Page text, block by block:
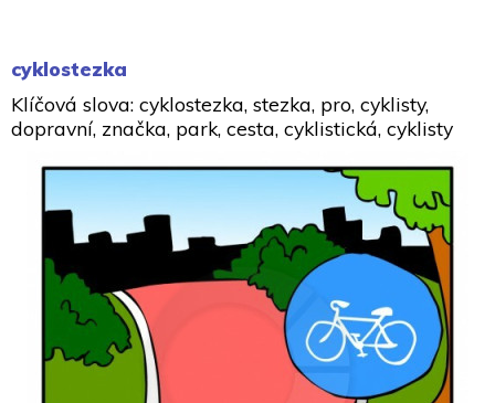
cyklostezka
Klíčová slova: cyklostezka, stezka, pro, cyklisty,
dopravní, značka, park, cesta, cyklistická, cyklisty